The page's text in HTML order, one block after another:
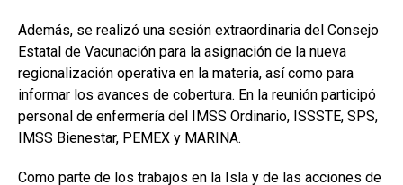
Además, se realizó una sesión extraordinaria del Consejo
Estatal de Vacunación para la asignación de la nueva
regionalización operativa en la materia, así como para
informar los avances de cobertura. En la reunión participó
personal de enfermería del IMSS Ordinario, ISSSTE, SPS,
IMSS Bienestar, PEMEX y MARINA.
Como parte de los trabajos en la Isla y de las acciones de